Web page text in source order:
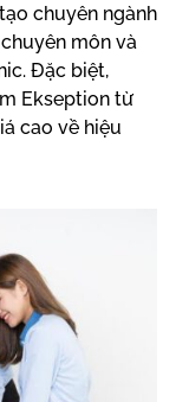
chuyên ngành
môn và
Đặc biệt,
Ekseption từ
cao về hiệu